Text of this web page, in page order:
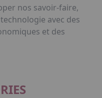
nos savoir-faire,
avec des
et des